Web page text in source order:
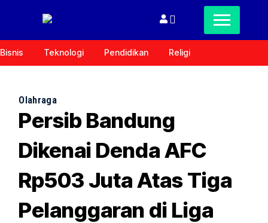
Bisnis Teknologi Pendidikan Religi
Olahraga
Persib Bandung
Dikenai Denda AFC
Rp503 Juta Atas Tiga
Pelanggaran di Liga